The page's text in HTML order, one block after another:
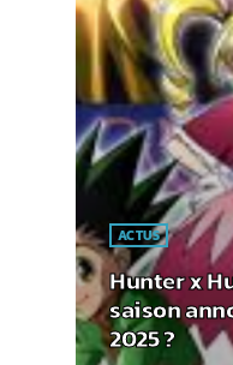
ACTUS
Hunter x
saison
2025 ?